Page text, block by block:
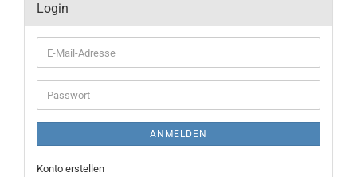
Login
E-
Mail-
Adresse
Passwort
ANMELDEN
Konto erstellen